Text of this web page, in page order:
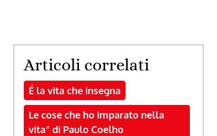
Articoli correlati
É la vita che insegna
Le cose che ho imparato nella
vita” di Paulo Coelho